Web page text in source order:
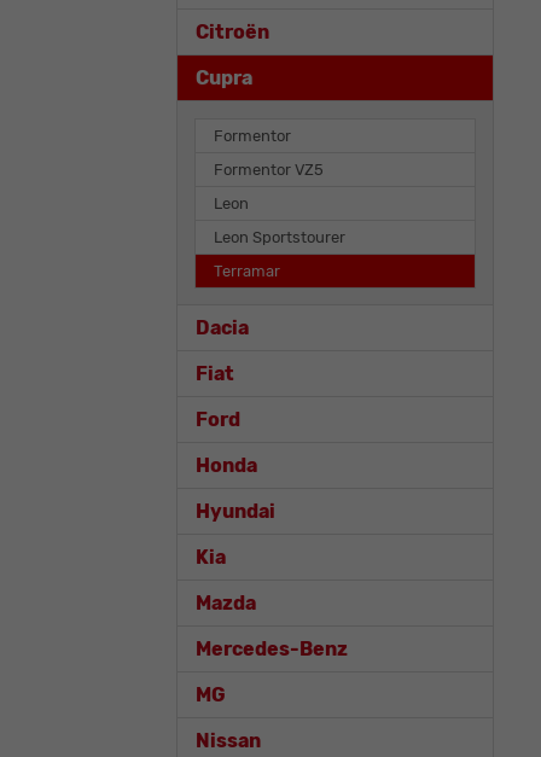
Citroën
Cupra
Formentor
Formentor VZ5
Leon
Leon Sportstourer
Terramar
Dacia
Fiat
Ford
Honda
Hyundai
Kia
Mazda
Mercedes-Benz
MG
Nissan